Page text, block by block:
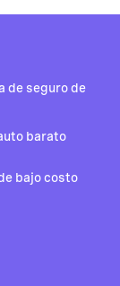
de seguro de
barato
bajo costo